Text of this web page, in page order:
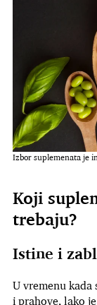
Izbor suplemenata je
Koji
trebaju?
Istine i
U vremenu kada
i prahove, lako